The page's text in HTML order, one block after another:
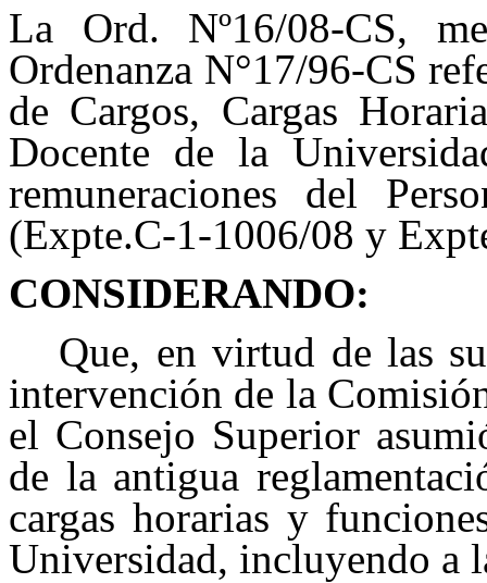
La Ord. Nº16/08-CS,
Ordenanza N°17/96-CS
de Cargos, Cargas
Docente de la
remuneraciones del
(Expte.C-1-1006/08 y
CONSIDERANDO:
Que, en virtud de las
intervención de la
el Consejo Superior
de la antigua
cargas horarias y
Universidad, incluyendo a